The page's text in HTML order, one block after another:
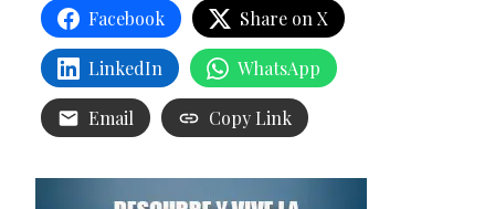
Facebook Share on X
LinkedIn WhatsApp
Email Copy Link